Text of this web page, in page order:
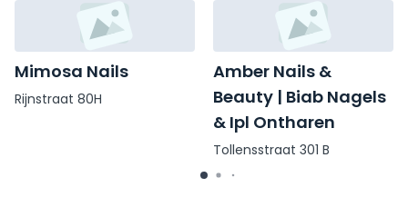
Mimosa Nails
Rijnstraat 80H
Amber Nails &
Beauty | Biab Nagels
& Ipl Ontharen
Tollensstraat 301 B